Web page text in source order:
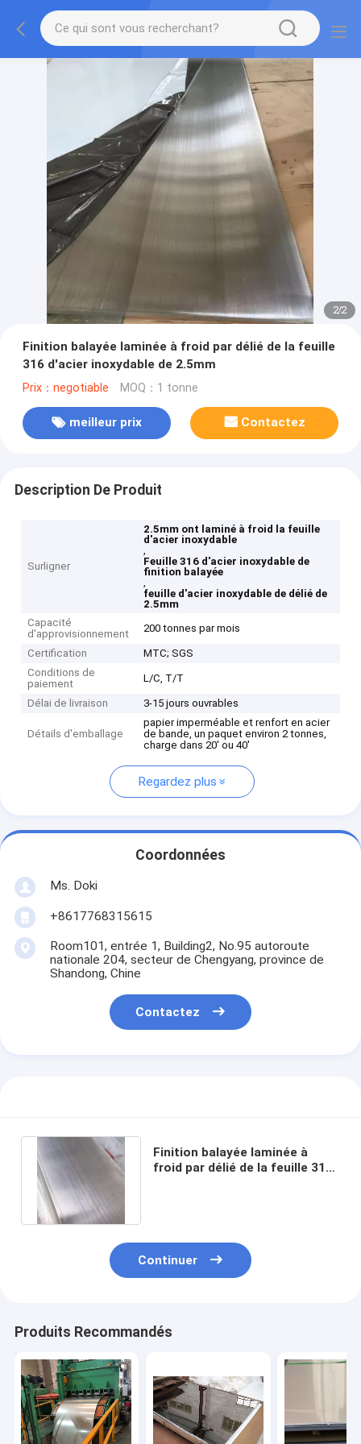
2/2
Finition balayée laminée à froid par délié de la feuille
316 d'acier inoxydable de 2.5mm
Prix：negotiable MOQ：1 tonne
meilleur prix Contactez
Description De Produit
Surligner
2.5mm ont laminé à froid la feuille
d'acier inoxydable
,
Feuille 316 d'acier inoxydable de
finition balayée
,
feuille d'acier inoxydable de délié de
2.5mm
Capacité
d'approvisionnement
200 tonnes par mois
Certification
MTC; SGS
Conditions de
paiement
L/C, T/T
Délai de livraison 3-15 jours ouvrables
Détails d'emballage
papier imperméable et renfort en acier
de bande, un paquet environ 2 tonnes,
charge dans 20' ou 40'
Regardez plus
Coordonnées
Ms. Doki
+8617768315615
Room101, entrée 1, Building2, No.95 autoroute
nationale 204, secteur de Chengyang, province de
Shandong, Chine
Contactez
Finition balayée laminée à
froid par délié de la feuille 316
Continuer
Produits Recommandés